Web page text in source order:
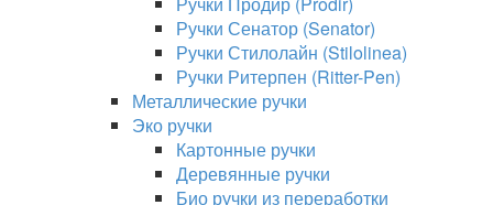
Ручки Сенатор (Senator)
Ручки Стилолайн (Stilolinea)
Ручки Ритерпен (Ritter-Pen)
Металлические ручки
Эко ручки
Картонные ручки
Деревянные ручки
Био ручки из переработки